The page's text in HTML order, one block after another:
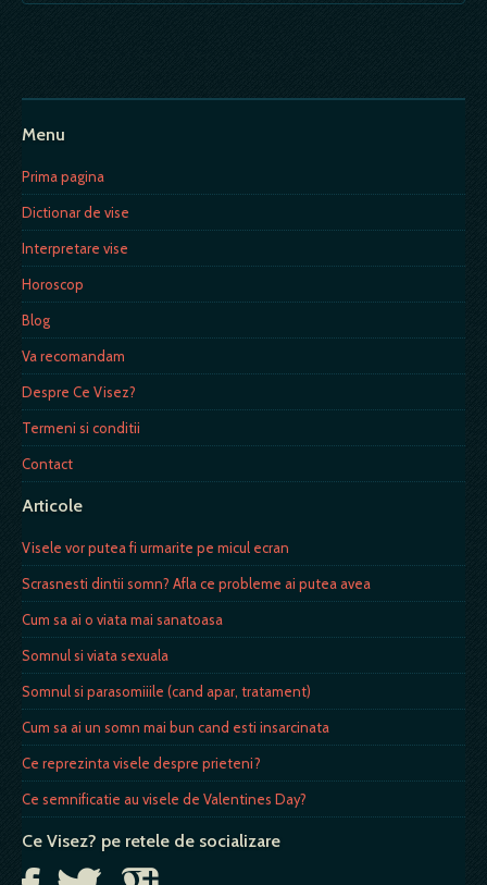
Menu
Prima pagina
Dictionar de vise
Interpretare vise
Horoscop
Blog
Va recomandam
Despre Ce Visez?
Termeni si conditii
Contact
Articole
Visele vor putea fi urmarite pe micul ecran
Scrasnesti dintii somn? Afla ce probleme ai putea avea
Cum sa ai o viata mai sanatoasa
Somnul si viata sexuala
Somnul si parasomiiile (cand apar, tratament)
Cum sa ai un somn mai bun cand esti insarcinata
Ce reprezinta visele despre prieteni?
Ce semnificatie au visele de Valentines Day?
Ce Visez? pe retele de socializare